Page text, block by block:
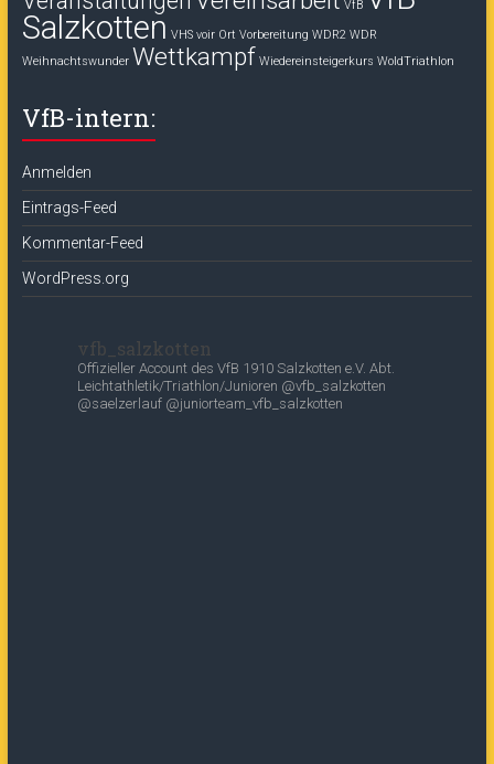
VfB
Salzkotten VHS voir Ort Vorbereitung WDR2 WDR
Weihnachtswunder Wettkampf Wiedereinsteigerkurs WoldTriathlon
VfB-intern:
Anmelden
Eintrags-Feed
Kommentar-Feed
WordPress.org
vfb_salzkotten
Offizieller Account des VfB 1910 Salzkotten e.V. Abt.
Leichtathletik/Triathlon/Junioren @vfb_salzkotten
@saelzerlauf @juniorteam_vfb_salzkotten